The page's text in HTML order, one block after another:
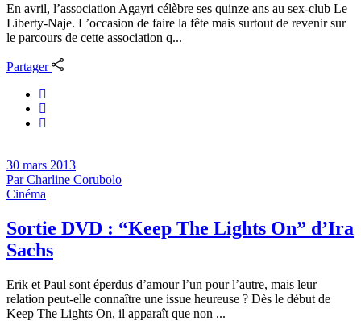
En avril, l’association Agayri célèbre ses quinze ans au sex-club Le
Liberty-Naje. L’occasion de faire la fête mais surtout de revenir sur
le parcours de cette association q...
Partager
30 mars 2013
ParCharline Corubolo
Cinéma
Sortie DVD : “Keep The Lights On” d’Ira
Sachs
Erik et Paul sont éperdus d’amour l’un pour l’autre, mais leur
relation peut-elle connaître une issue heureuse ? Dès le début de
Keep The Lights On, il apparaît que non ...